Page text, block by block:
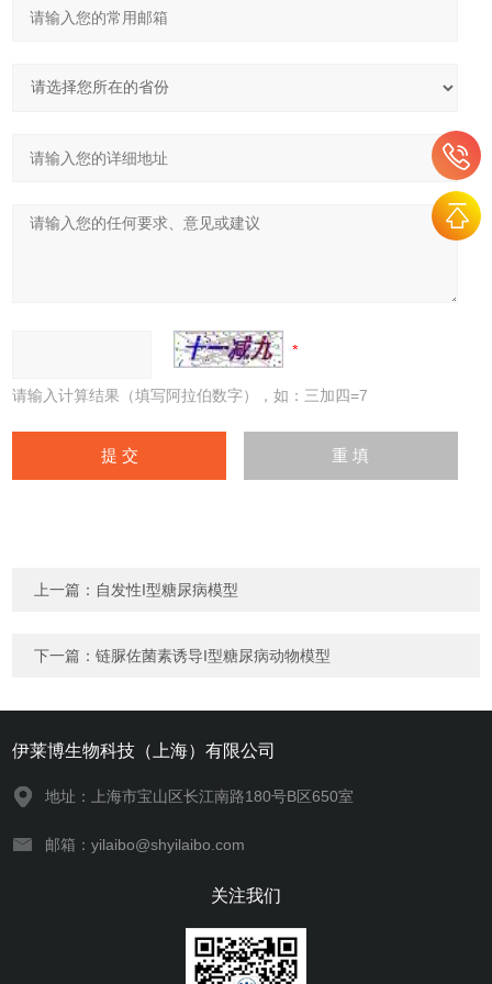
请输入计算结果（填写阿拉伯数字），如：三加四=7
上一篇： 自发性I型糖尿病模型
下一篇：链脲佐菌素诱导I型糖尿病动物模型
伊莱博生物科技（上海）有限公司
地址：上海市宝山区长江南路180号B区650室
邮箱：yilaibo@shyilaibo.com
关注我们